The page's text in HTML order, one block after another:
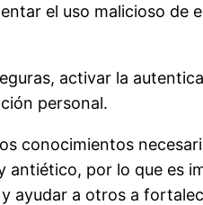
el uso malicioso de
activar la
personal.
conocimientos
antiético, por lo que es
ayudar a otros a